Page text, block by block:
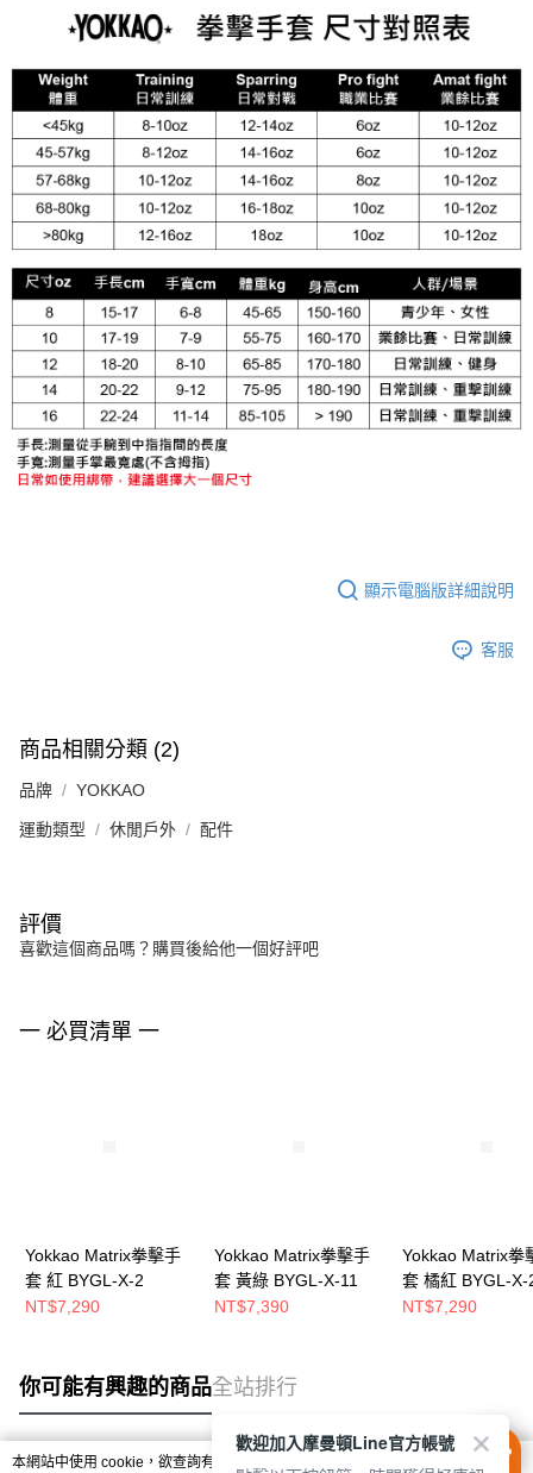
顯示電腦版詳細說明
客服
商品相關分類 (2)
品牌 YOKKAO
運動類型 休閒戶外 配件
評價
喜歡這個商品嗎？購買後給他一個好評吧
一 必買清單 一
Yokkao Matrix拳擊手
套 紅 BYGL-X-2
NT$7,290
Yokkao Matrix拳擊手
套 黃綠 BYGL-X-11
NT$7,390
Yokkao Matrix拳
套 橘紅 BYGL-X-
NT$7,290
你可能有興趣的商品全站排行
本網站中使用 cookie，欲查詢有關本網站使用 cookie 方式之詳情，及若您不希
歡迎加入摩曼頓Line官方帳號